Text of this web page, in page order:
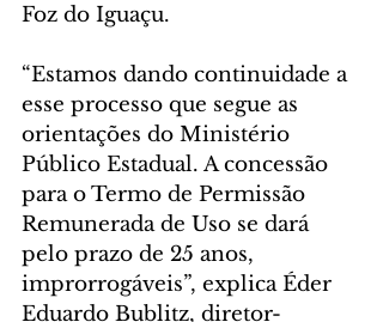
Foz do Iguaçu.
“Estamos dando continuidade a
esse processo que segue as
orientações do Ministério
Público Estadual. A concessão
para o Termo de Permissão
Remunerada de Uso se dará
pelo prazo de 25 anos,
improrrogáveis”, explica Éder
Eduardo Bublitz, diretor-